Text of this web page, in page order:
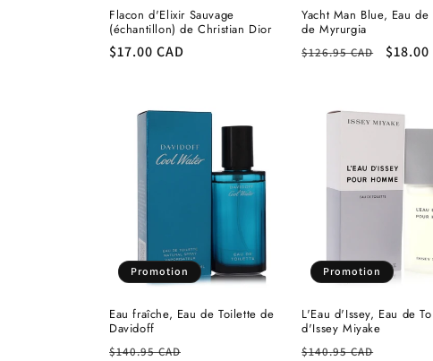
Flacon d'Elixir Sauvage
(échantillon) de Christian Dior
Prix
$17.00 CAD
Yacht Man Blue, Eau de
de Myrurgia
Prix
$126.95 CAD
Prix
$18.00
Promotion
Eau fraîche, Eau de Toilette de
Davidoff
Prix
$140.95 CAD
Promotion
L'Eau d'Issey, Eau de
d'Issey Miyake
Prix
$140.95 CAD